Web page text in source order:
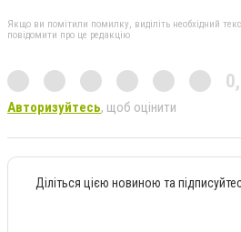
Якщо ви помітили помилку, виділіть необхідний
повідомити про це редакцію
Авторизуйтесь, щоб оцінити
Діліться цією новиною та